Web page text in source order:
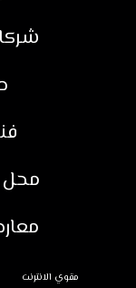
محل
مقوي الانترنت